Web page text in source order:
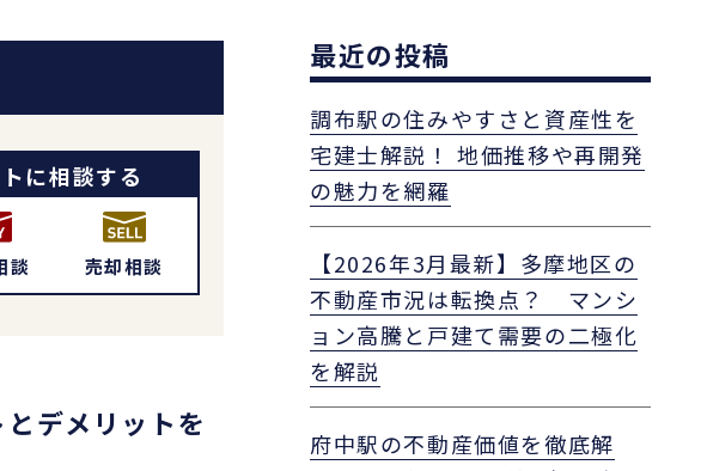
に相談する
談 売却相談
デメリットを
最近の投稿
調布駅の住みやすさと資産性を
宅建士解説！ 地価推移や再開発
の魅力を網羅
【2026年3月最新】多摩地区の
不動産市況は転換点？ マンシ
ョン高騰と戸建て需要の二極化
を解説
府中駅の不動産価値を徹底解